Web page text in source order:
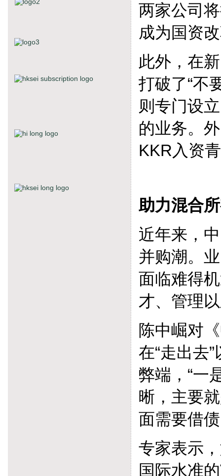
两家公司
成为国资
此外，在
打破了“不
则专门设
的业务。
KKR入资
助力混合
近年来，
并购潮。
面临难得
才、管理
陈中崛对
在“走出去
弊端，“一
晰，主要
面需要借
专家表示
国际水准